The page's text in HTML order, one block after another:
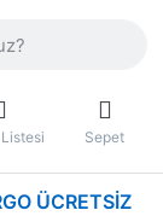
Sepet
ÜCRETSIZ